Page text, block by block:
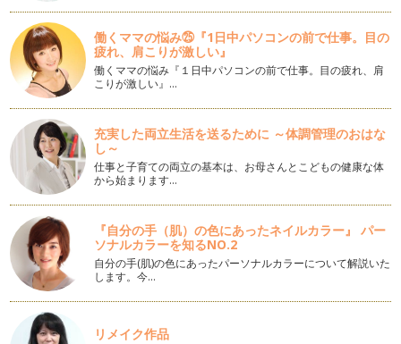
パパと意見が違う時、どうしたらいいの？
夫婦で育児の意見が違うことはよくあること。 今日はいただ
いたご質問を一緒に考えてみ…
イライラの素はどこにある？
毎日を、笑顔でハッピーに過ごしたい。そう願っているはずな
のに、ちょっとしたことで怒りがバク…
ピーナツバターより欲しいもの
赤ちゃんが泣くと、「どうしたの？お腹すいたの？おむつか
な？」などとママが赤ちゃんの気持ちを…
ママきいて！にどう応える？
保育園や幼稚園、学校の保護者会では「子どもの話を聴いてま
すか？」とよく言われます。ママに話…
子どもの愛が重たい時
明けましておめでとうございます。昨年1年、当コラムをご愛
顧いただきありがとうございます！ …
働くママの悩み㉕『1日中パソコンの前で仕事。目の
疲れ、肩こりが激しい』
働くママの悩み『１日中パソコンの前で仕事。目の疲れ、肩
こりが激しい』…
充実した両立生活を送るために ～体調管理のおはな
し～
仕事と子育ての両立の基本は、お母さんとこどもの健康な体
から始まります…
『自分の手（肌）の色にあったネイルカラー』 パー
ソナルカラーを知るNO.2
自分の手(肌)の色にあったパーソナルカラーについて解説いた
します。今…
リメイク作品